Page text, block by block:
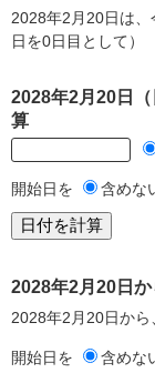
2028年2月20日は
日を0日目として）
2028年2月20日
算
開始日を 含めな
2028年2月20日
2028年2月20日から
開始日を 含めな